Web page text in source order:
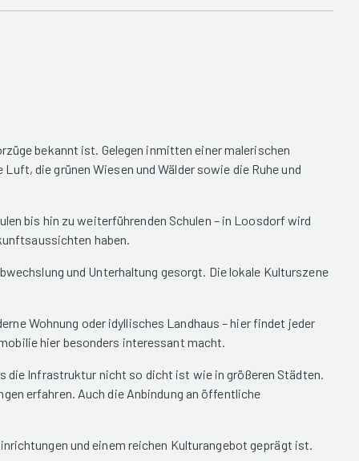
bekannt ist. Gelegen inmitten einer malerischen
die grünen Wiesen und Wälder sowie die Ruhe und
bis hin zu weiterführenden Schulen – in Loosdorf wird
haben.
und Unterhaltung gesorgt. Die lokale Kulturszene
Wohnung oder idyllisches Landhaus – hier findet jeder
hier besonders interessant macht.
die Infrastruktur nicht so dicht ist wie in größeren Städten.
erfahren. Auch die Anbindung an öffentliche
und einem reichen Kulturangebot geprägt ist.